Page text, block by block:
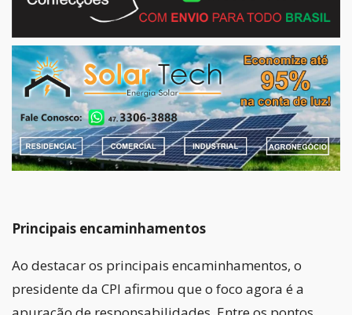
Principais encaminhamentos
Ao destacar os principais encaminhamentos, o
presidente da CPI afirmou que o foco agora é a